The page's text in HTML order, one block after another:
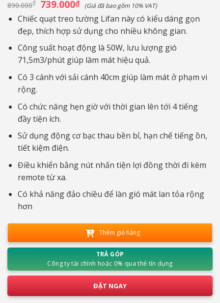
890.000₫ Giá
gốc
là:
890.000₫.
739.000₫Giá
hiện
tại
là:
739.000₫.
(Giá đã bao gồm 10% VAT)
Chiếc quạt treo tường Lifan này có kiểu dáng gọn
đẹp, thích hợp sử dụng cho nhiều không gian.
Công suất hoạt động là 50W, lưu lượng gió
71,5m3/phút giúp làm mát hiệu quả.
Có 3 cánh với sải cánh 40cm giúp làm mát ở phạm vi
rộng.
Có chức năng hẹn giờ với thời gian lên tới 4 tiếng
đầy tiện ích.
Sử dụng động cơ bạc thau bền bỉ, hạn chế tiếng ồn,
tiết kiệm điện.
Điều khiển bằng nút nhấn tiện lợi đồng thời đi kèm
remote từ xa.
Có khả năng đảo chiều để làn gió mát lan tỏa rộng
hơn
Thêm giỏ hàng
TRẢ GÓP
Công ty tài chính hoặc 0% qua thẻ tín dụng
ĐẶT NGAY